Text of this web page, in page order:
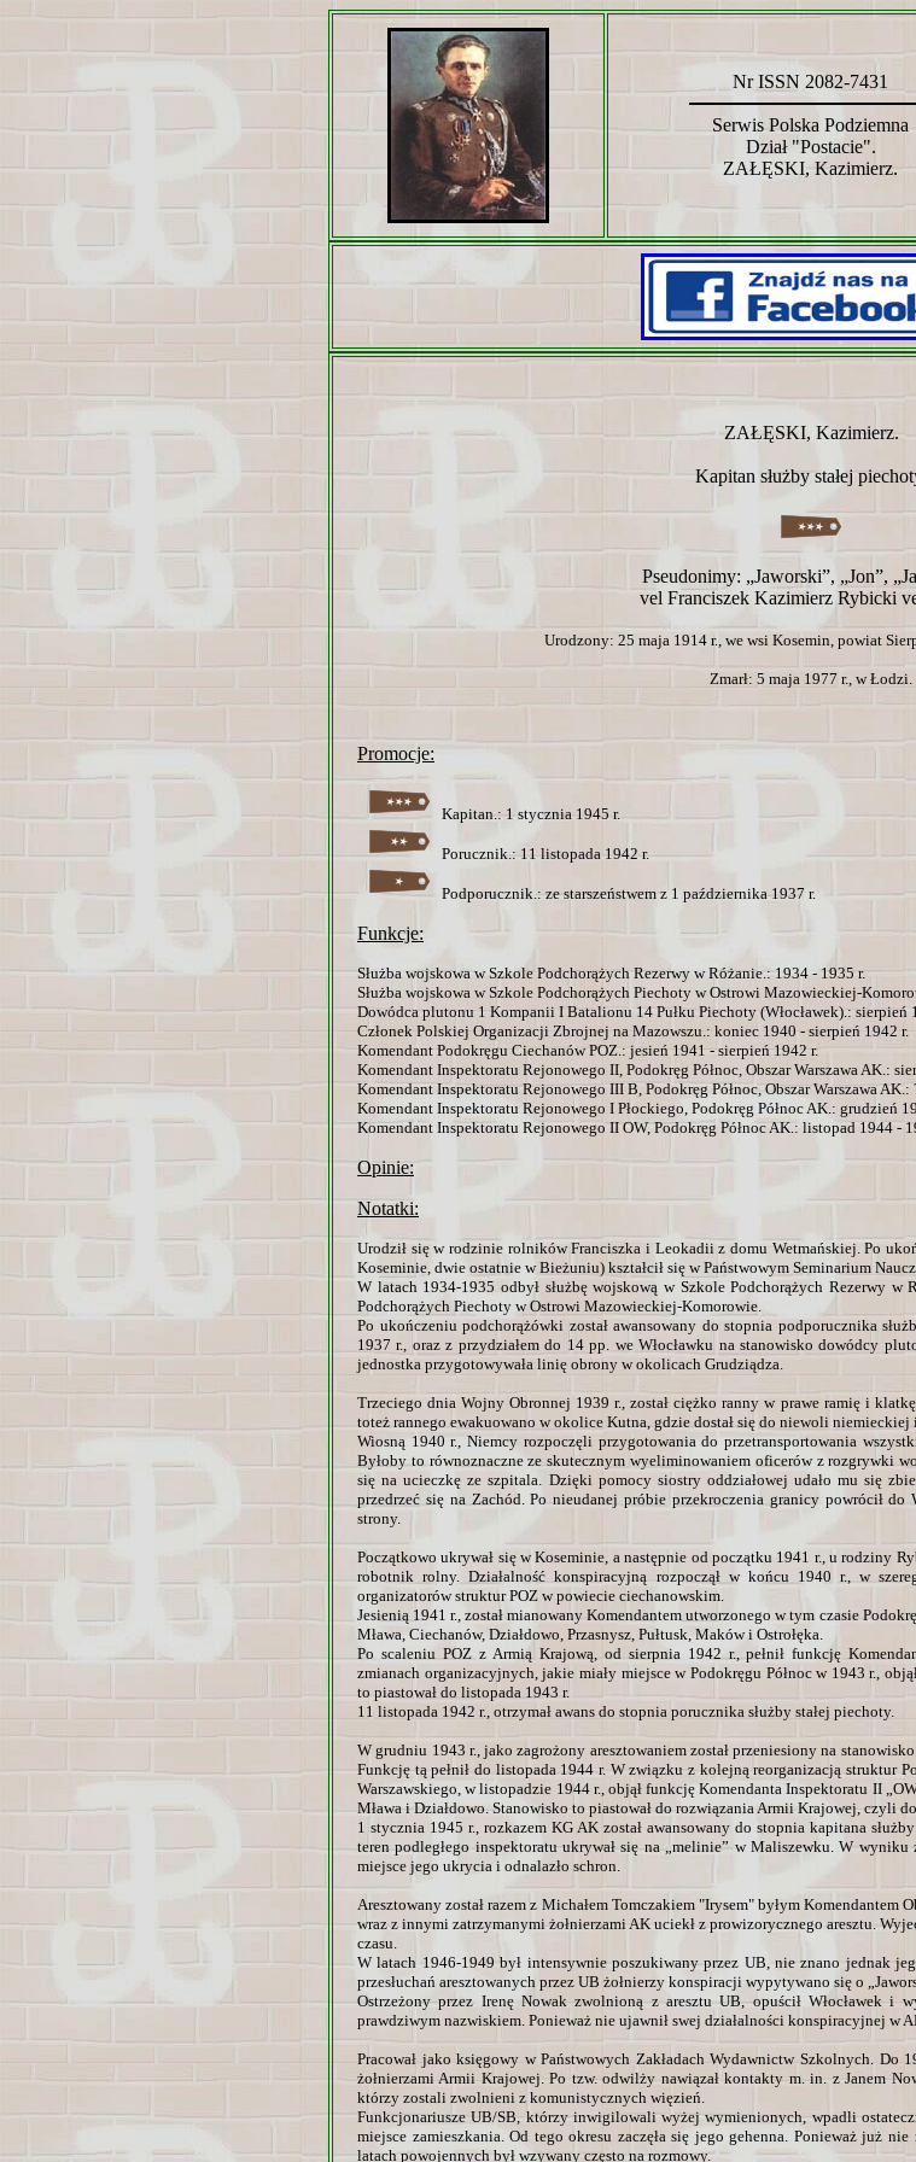
Nr ISSN 2082-7431
Serwis Polska Podziemna
Dział "Postacie".
ZAŁĘSKI, Kazimierz.
ZAŁĘSKI, Kazimierz.
Kapitan służby stałej
Pseudonimy: „Jaworski”, „Jon”,
vel Franciszek Kazimierz Rybicki
Urodzony: 25 maja 1914 r., we wsi Kosemin, powiat
Zmarł: 5 maja 1977 r., w Łodzi.
Promocje:
Kapitan.: 1 stycznia 1945 r.
Porucznik.: 11 listopada 1942 r.
Podporucznik.: ze starszeństwem z 1 października 1937 r.
Funkcje:
Służba wojskowa w Szkole Podchorążych Rezerwy w Różanie.: 1934 - 1935 r.
Służba wojskowa w Szkole Podchorążych Piechoty w Ostrowi Mazowieckiej-
Dowódca plutonu 1 Kompanii I Batalionu 14 Pułku Piechoty (Włocławek).: sierpień
Członek Polskiej Organizacji Zbrojnej na Mazowszu.: koniec 1940 - sierpień 1942 r.
Komendant Podokręgu Ciechanów POZ.: jesień 1941 - sierpień 1942 r.
Komendant Inspektoratu Rejonowego II, Podokręg Północ, Obszar Warszawa AK.:
Komendant Inspektoratu Rejonowego III B, Podokręg Północ, Obszar Warszawa AK.:
Komendant Inspektoratu Rejonowego I Płockiego, Podokręg Północ AK.: grudzień
Komendant Inspektoratu Rejonowego II OW, Podokręg Północ AK.: listopad 1944 -
Opinie:
Notatki:
Urodził się w rodzinie rolników Franciszka i Leokadii z domu Wetmańskiej. Po
Koseminie, dwie ostatnie w Bieżuniu) kształcił się w Państwowym Seminarium
W latach 1934-1935 odbył służbę wojskową w Szkole Podchorążych Rezerwy w
Podchorążych Piechoty w Ostrowi Mazowieckiej-Komorowie.
Po ukończeniu podchorążówki został awansowany do stopnia podporucznika
1937 r., oraz z przydziałem do 14 pp. we Włocławku na stanowisko dowódcy
jednostka przygotowywała linię obrony w okolicach Grudziądza.
Trzeciego dnia Wojny Obronnej 1939 r., został ciężko ranny w prawe ramię i
toteż rannego ewakuowano w okolice Kutna, gdzie dostał się do niewoli
Wiosną 1940 r., Niemcy rozpoczęli przygotowania do przetransportowania
Byłoby to równoznaczne ze skutecznym wyeliminowaniem oficerów z rozgrywki
się na ucieczkę ze szpitala. Dzięki pomocy siostry oddziałowej udało mu się
przedrzeć się na Zachód. Po nieudanej próbie przekroczenia granicy powrócił do
strony.
Początkowo ukrywał się w Koseminie, a następnie od początku 1941 r., u rodziny
robotnik rolny. Działalność konspiracyjną rozpoczął w końcu 1940 r., w
organizatorów struktur POZ w powiecie ciechanowskim.
Jesienią 1941 r., został mianowany Komendantem utworzonego w tym czasie
Mława, Ciechanów, Działdowo, Przasnysz, Pułtusk, Maków i Ostrołęka.
Po scaleniu POZ z Armią Krajową, od sierpnia 1942 r., pełnił funkcję
zmianach organizacyjnych, jakie miały miejsce w Podokręgu Północ w 1943 r.,
to piastował do listopada 1943 r.
11 listopada 1942 r., otrzymał awans do stopnia porucznika służby stałej piechoty.
W grudniu 1943 r., jako zagrożony aresztowaniem został przeniesiony na
Funkcję tą pełnił do listopada 1944 r. W związku z kolejną reorganizacją struktur
Warszawskiego, w listopadzie 1944 r., objął funkcję Komendanta Inspektoratu II
Mława i Działdowo. Stanowisko to piastował do rozwiązania Armii Krajowej, czyli
1 stycznia 1945 r., rozkazem KG AK został awansowany do stopnia kapitana
teren podległego inspektoratu ukrywał się na „melinie” w Maliszewku. W
miejsce jego ukrycia i odnalazło schron.
Aresztowany został razem z Michałem Tomczakiem "Irysem" byłym Komendantem
wraz z innymi zatrzymanymi żołnierzami AK uciekł z prowizorycznego aresztu.
czasu.
W latach 1946-1949 był intensywnie poszukiwany przez UB, nie znano jednak
przesłuchań aresztowanych przez UB żołnierzy konspiracji wypytywano się o
Ostrzeżony przez Irenę Nowak zwolnioną z aresztu UB, opuścił Włocławek i
prawdziwym nazwiskiem. Ponieważ nie ujawnił swej działalności konspiracyjnej w
Pracował jako księgowy w Państwowych Zakładach Wydawnictw Szkolnych. Do
żołnierzami Armii Krajowej. Po tzw. odwilży nawiązał kontakty m. in. z Janem
którzy zostali zwolnieni z komunistycznych więzień.
Funkcjonariusze UB/SB, którzy inwigilowali wyżej wymienionych, wpadli
miejsce zamieszkania. Od tego okresu zaczęła się jego gehenna. Ponieważ już
latach powojennych był wzywany często na rozmowy.